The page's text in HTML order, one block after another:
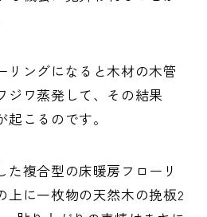
リングになると木材の木管
ジワ蒸発して、その結果
こるのです。
た複合型の床暖房フローリ
上に一枚物の天然木の挽板2